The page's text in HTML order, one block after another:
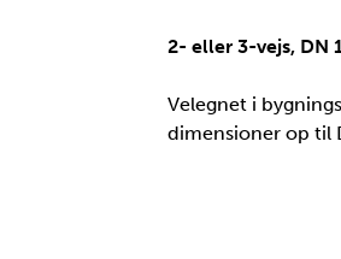
2- eller 3-vejs, DN
Velegnet i
dimensioner op til